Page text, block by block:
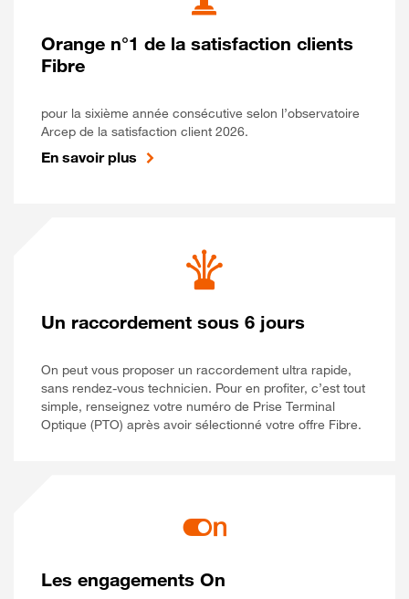
Orange n°1 de la satisfaction clients
Fibre
pour la sixième année consécutive selon l’observatoire
Arcep de la satisfaction client 2026.
En savoir plus
Un raccordement sous 6 jours
On peut vous proposer un raccordement ultra rapide,
sans rendez-vous technicien. Pour en profiter, c’est tout
simple, renseignez votre numéro de Prise Terminal
Optique (PTO) après avoir sélectionné votre offre Fibre.
Les engagements On